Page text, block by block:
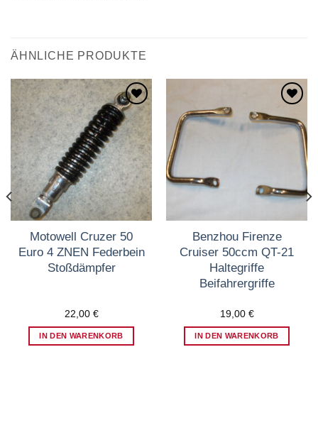
ÄHNLICHE PRODUKTE
Zum
Wunschzettel
hinzufügen
Motowell Cruzer 50
Euro 4 ZNEN Federbein
Stoßdämpfer
22,00 €
IN DEN WARENKORB
Zum
Benzhou Firenze
Cruiser 50ccm QT-21
Haltegriffe
Beifahrergriffe
19,00 €
IN DEN WARENKORB